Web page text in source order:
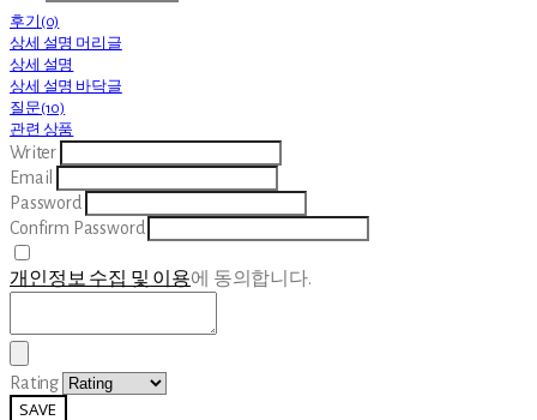
후기(0)
상세 설명 머리글
상세 설명
상세 설명 바닥글
질문(10)
관련 상품
Writer
Email
Password
Confirm Password
개인정보 수집 및 이용에 동의합니다.
Rating
SAVE